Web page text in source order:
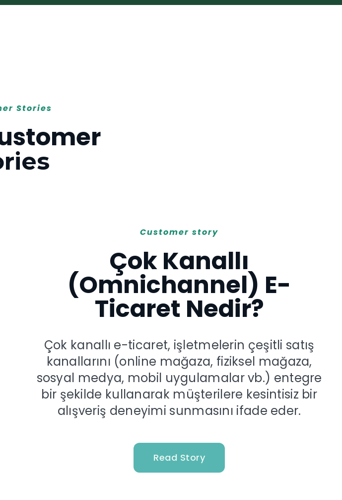
Stories
Customer story
Çok Kanallı
(Omnichannel) E-
Ticaret Nedir?
Çok kanallı e-ticaret, işletmelerin çeşitli satış
kanallarını (online mağaza, fiziksel mağaza,
sosyal medya, mobil uygulamalar vb.) entegre
bir şekilde kullanarak müşterilere kesintisiz bir
alışveriş deneyimi sunmasını ifade eder.
Read Story